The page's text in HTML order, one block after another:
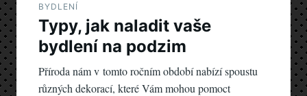
BYDLENÍ
Typy, jak naladit vaše
bydlení na podzim
Příroda nám v tomto ročním období nabízí spoustu
různých dekorací, které Vám mohou pomoct